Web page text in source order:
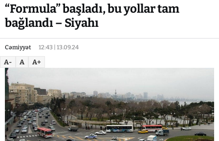
“Formula” başladı, bu yollar tam
bağlandı – Siyahı
Cəmiyyət 12:43 | 13.09.24
A- A A+